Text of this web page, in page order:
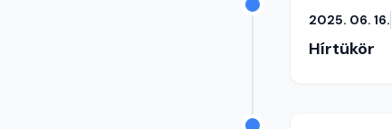
2025. 06. 16.
Hírtükör